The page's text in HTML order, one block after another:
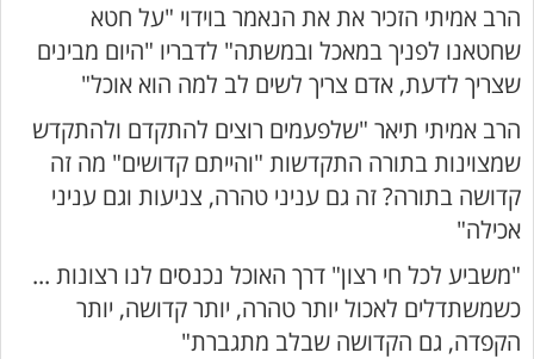
הרב אמיתי הזכיר את את הנאמר בוידוי "על חטא
שחטאנו לפניך במאכל ובמשתה" לדבריו "היום מבינים
שצריך לדעת, אדם צריך לשים לב למה הוא אוכל"
הרב אמיתי תיאר "שלפעמים רוצים להתקדם ולהתקדש
שמצוינות בתורה התקדשות "והייתם קדושים" מה זה
קדושה בתורה? זה גם עניני טהרה, צניעות וגם עניני
אכילה"
"משביע לכל חי רצון" דרך האוכל נכנסים לנו רצונות ...
כשמשתדלים לאכול יותר טהרה, יותר קדושה, יותר
הקפדה, גם הקדושה שבלב מתגברת"